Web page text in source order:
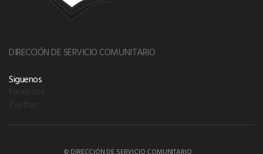
DIRECCIÓN DE SERVICIO COMUNITARIO
Siguenos
© DIRECCIÓN DE SERVICIO COMUNITARIO